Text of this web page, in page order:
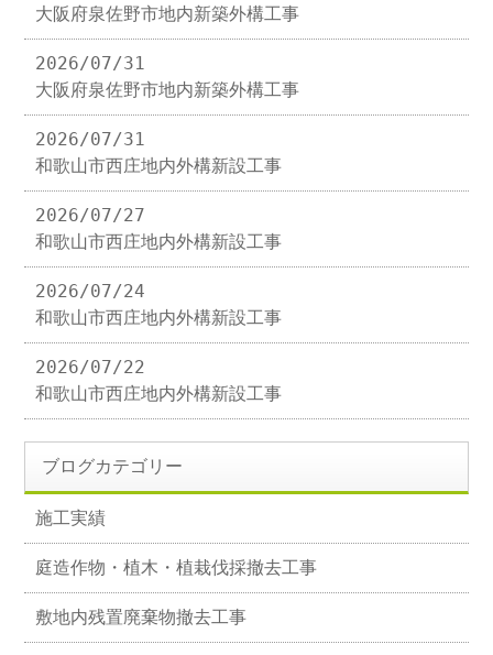
大阪府泉佐野市地内新築外構工事
2026/07/31
大阪府泉佐野市地内新築外構工事
2026/07/31
和歌山市西庄地内外構新設工事
2026/07/27
和歌山市西庄地内外構新設工事
2026/07/24
和歌山市西庄地内外構新設工事
2026/07/22
和歌山市西庄地内外構新設工事
ブログカテゴリー
施工実績
庭造作物・植木・植栽伐採撤去工事
敷地内残置廃棄物撤去工事